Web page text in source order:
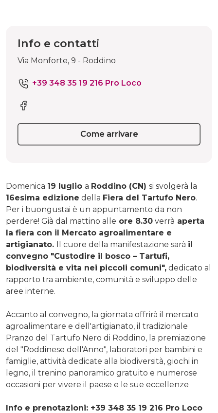
Domenica 19 luglio a Roddino (CN) si svolgerà la
16esima edizione della Fiera del Tartufo Nero.
Per i buongustai è un appuntamento da non
perdere! Già dal mattino alle ore 8.30 verrà aperta
la fiera con il Mercato agroalimentare e
artigianato. Il cuore della manifestazione sarà il
convegno "Custodire il bosco – Tartufi,
biodiversità e vita nei piccoli comuni", dedicato al
rapporto tra ambiente, comunità e sviluppo delle
aree interne.
Accanto al convegno, la giornata offrirà il mercato
agroalimentare e dell'artigianato, il tradizionale
Pranzo del Tartufo Nero di Roddino, la premiazione
del "Roddinese dell'Anno", laboratori per bambini e
famiglie, attività dedicate alla biodiversità, giochi in
legno, il trenino panoramico gratuito e numerose
occasioni per vivere il paese e le sue eccellenze
Info e prenotazioni: +39 348 35 19 216 Pro Loco
Info e contatti
Via Monforte, 9 - Roddino
+39 348 35 19 216 Pro Loco
Come arrivare